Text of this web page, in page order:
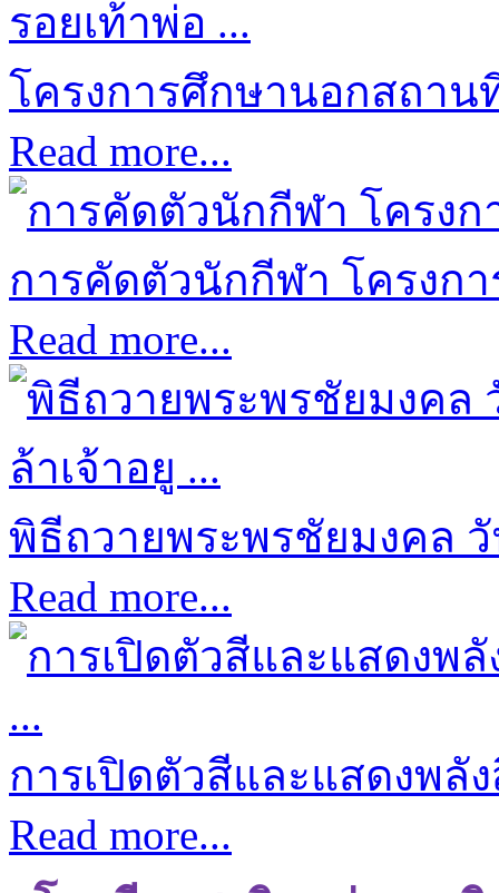
โครงการศึกษานอกสถาน
Read more...
การคัดตัวนักกีฬา โครงก
Read more...
พิธีถวายพระพรชัยมงคล
Read more...
การเปิดตัวสีและแสดงพลั
Read more...